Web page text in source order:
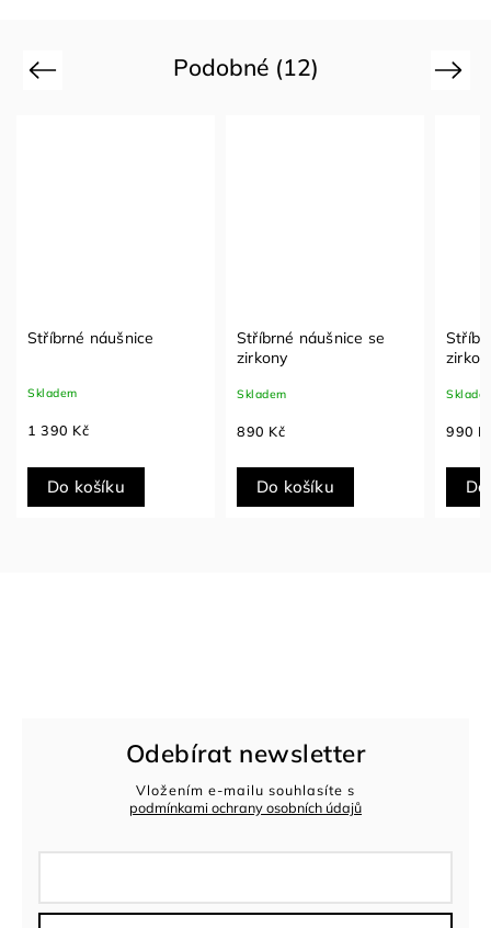
Podobné (12)
Previous
Stříbrné náušnice se
Skladem
890 Kč
Do košíku
Stříbrné náušnice se
zirkony
Skladem
990 Kč
Do košíku
se
890
Next
Odebírat newsletter
Vložením e-mailu souhlasíte s
podmínkami ochrany osobních údajů